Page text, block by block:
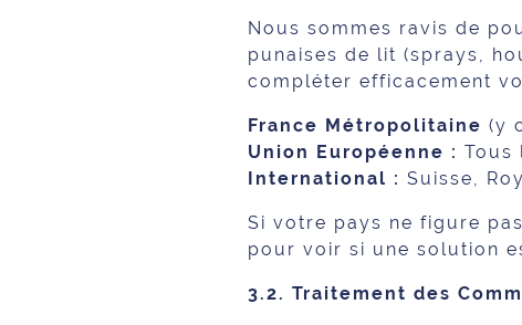
Nous sommes ravis de
punaises de lit (sprays,
compléter efficacement
France Métropolitaine (y
Union Européenne : Tous
International : Suisse,
Si votre pays ne figure
pour voir si une solution
3.2. Traitement des